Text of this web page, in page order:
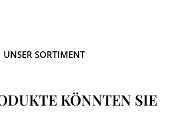
UNSER SORTIMENT
KÖNNTEN SIE